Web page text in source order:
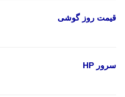
قیمت روز گوشی
سرور HP